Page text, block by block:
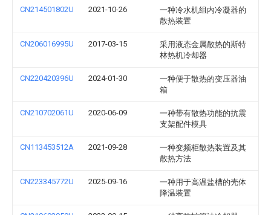
CN214501802U 2021-10-26
一种冷水机组内冷凝器的
散热装置
CN206016995U 2017-03-15
采用液态金属散热的斯特
林热机冷却器
CN220420396U 2024-01-30
一种便于散热的变压器油
箱
CN210702061U 2020-06-09
一种带有散热功能的抗震
支架配件模具
CN113453512A 2021-09-28
一种变频柜散热装置及其
散热方法
CN223345772U 2025-09-16
一种用于高温盐槽的壳体
降温装置